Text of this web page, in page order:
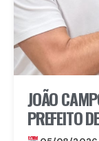
JOÃO
PREFEITO